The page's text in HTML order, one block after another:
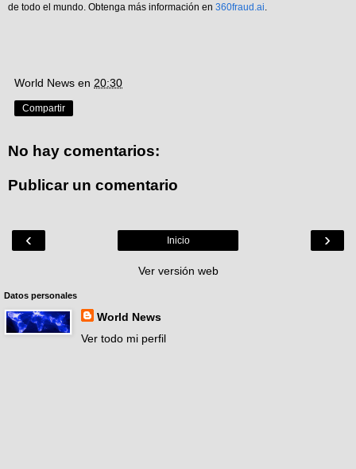
de todo el mundo. Obtenga más información en 360fraud.ai
World News en 20:30
Compartir
No hay comentarios:
Publicar un comentario
‹ ›
Inicio
Ver versión web
Datos personales
World News
Ver todo mi perfil